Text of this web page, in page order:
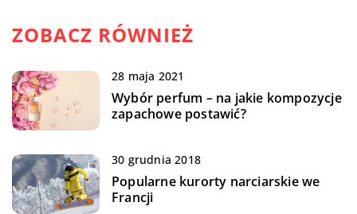
ZOBACZ RÓWNIEŻ
28 maja 2021
Wybór perfum – na jakie kompozycje
zapachowe postawić?
30 grudnia 2018
Popularne kurorty narciarskie we
Francji